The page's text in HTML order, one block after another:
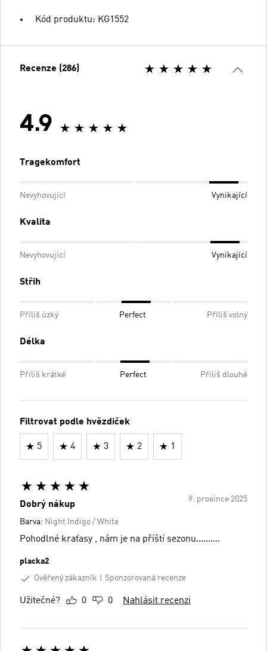
Kód produktu: KG1552
Recenze (286)
4.9
Tragekomfort
Nevyhovující Vynikající
Kvalita
Nevyhovující Vynikající
Střih
Příliš úzký Perfect Příliš volný
Délka
Příliš krátké Perfect Příliš dlouhé
Filtrovat podle hvězdiček
5 4 3 2 1
9. prosince 2025
Dobrý nákup
Barva: Night Indigo / White
Pohodlné kraťasy , nám je na příští sezonu..........
placka2
Ověřený zákazník
Sponzorovaná recenze
Užitečné? 0 0 Nahlásit recenzi